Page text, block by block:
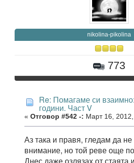
nikolina-pikolina
773
Re: Помагаме си
години. Част V
« Отговор #542 -: Март 16,
Аз така и правя, гледам да
внимание, но той реве още